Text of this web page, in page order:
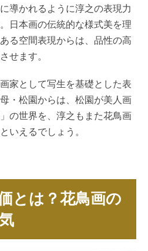
導かれるように淳之の表現力
日本画の伝統的な様式美を理
る空間表現からは、品性の高
せます。
家として写生を基礎とした表
・松園からは、松園が美人画
の世界を、淳之もまた花鳥画
いえるでしょう。
とは？花鳥画の